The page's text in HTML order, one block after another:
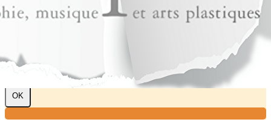
Cliquez pour éditer
Cliquez pour éditer
Je m'abonne à la newsletter
OK